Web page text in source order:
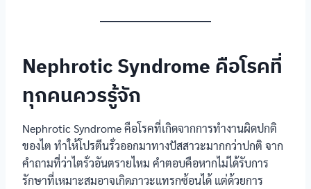
Nephrotic Syndrome คือโรคที่
ทุกคนควรรู้จัก
Nephrotic Syndrome คือโรคที่เกิดจากการทำงานผิดปกติ
ของไต ทำให้โปรตีนรั่วออกมาทางปัสสาวะมากกว่าปกติ จาก
คำถามที่ว่าไตรั่วอันตรายไหม คำตอบคือหากไม่ได้รับการ
รักษาที่เหมาะสมอาจเกิดภาวะแทรกซ้อนได้ แต่ด้วยการ